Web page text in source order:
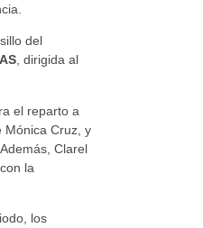
del
AS , dirigida al
el reparto a
Mónica Cruz, y
Clarel
la
los